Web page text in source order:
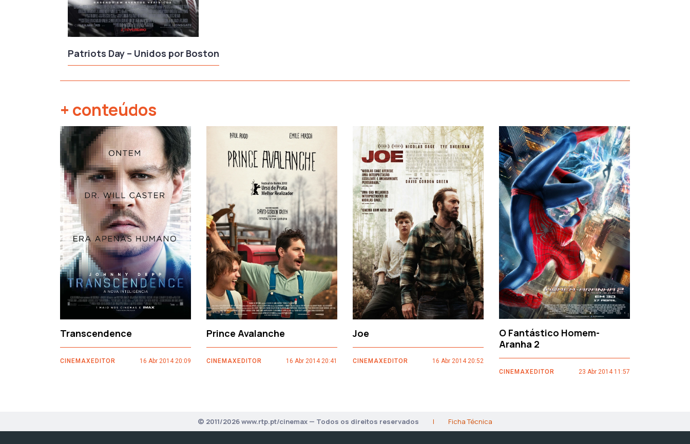
Patriots Day – Unidos por Boston
+ conteúdos
Transcendence
CINEMAXEDITOR 16 Abr 2014 20:09
Prince Avalanche
CINEMAXEDITOR 16 Abr 2014 20:41
Joe
CINEMAXEDITOR 16 Abr 2014 20:52
O Fantástico Homem-
Aranha 2
CINEMAXEDITOR 23 Abr 2014 11:57
‹ ›
© 2011/2026 www.rtp.pt/cinemax — Todos os direitos reservados | Ficha Técnica